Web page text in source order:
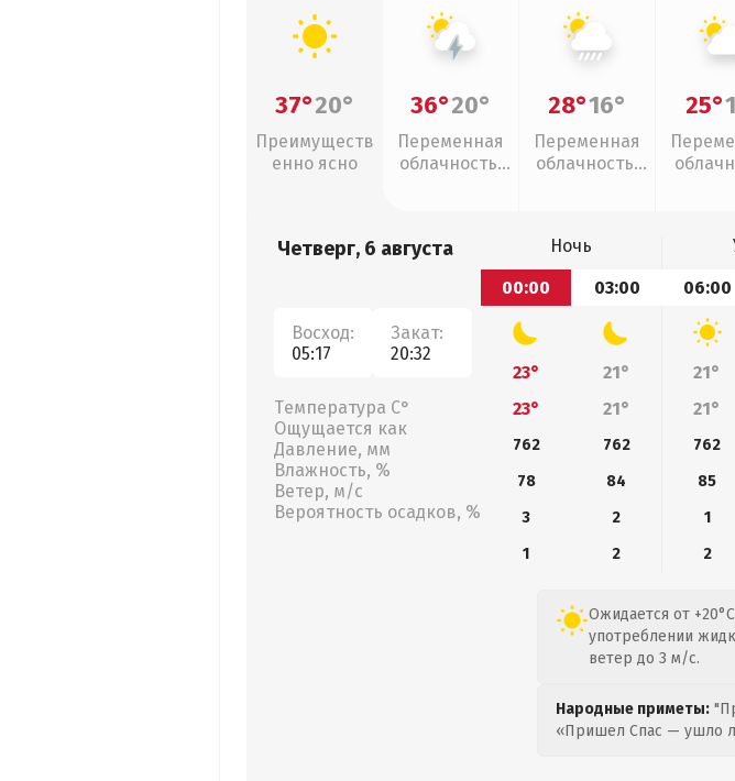
37°20°
Преимуществ
енно ясно
36°20°
Переменная
облачность,
28°16°
Переменная
облачность,
25°
Четверг, 6 августа
Восход:
05:17
Закат:
20:32
Температура С°
Ощущается как
Давление, мм
Влажность, %
Ветер, м/с
Вероятность осадков, %
Ночь
00:00
03:00 06:00
23° 21° 21°
23°
21° 21°
762 762 762
78
84 85
3
2 1
1
2 2
Ожидается от
употреблении
ветер до 3 м/с.
Народные приметы:
«Пришел Спас — ушло